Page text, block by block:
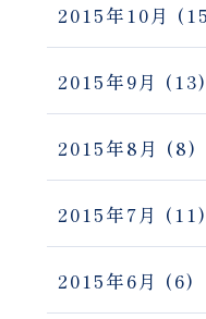
2015年10月
2015年9月 (13)
2015年8月 (8)
2015年7月 (11)
2015年6月 (6)